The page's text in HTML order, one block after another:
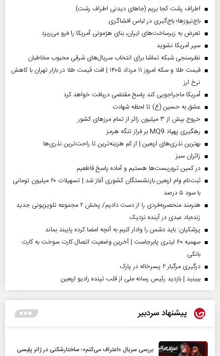
اطراف رشت کجا بریم (جاهای دیدنی اطراف رشت)
باج‌نیوزها؛ باج‌گیری در لباس افشاگری
تعرض به زیرساخت‌های ایران، بنای هژمونی آمریکا را فرو می‌ریزد
سپر آمریکا نشوید
نظرسنجی شبکه تماشا برای انتخاب سریال‌های شرقی محبوب مخاطبان
قیمت طلا و سکه امروز ۱۱ مرداد ۱۴۰۵ | افت قیمت طلا در بازار تهران با کاهش
نرخ ارز
آمریکا ماجراجویی کند پاسخ مقتضی دریافت خواهد کرد
عشق به حسین (ع) تا لحظه شهادت
خروج بیش از ۳ میلیون زائر از تمام مرز‌های کشور
رهگیری پهپاد MQ9 بر فراز تنگه هرمز
بهترین نذری‌های اربعین | از کم هزینه‌ترین تا راحت‌ترین نذری‌ها
‌زائران سبز
در کمین تروریست‌ها هستیم و آماده پاسخ قاطعیم
ثبت‌نام وام اربعین بازنشستگان کشوری آغاز شد | تسهیلات ۲۰ میلیون تومانی
با سود ۵ درصد
هنرمند منحصر‌به‌فردی را از دست دادیم/ پخش ۲ مجموعه تلویزیونی جدید
زنده‌یاد عبدی در آینده نزدیک
پزشکیان: باید دشمن را وادار کنیم به آنچه امضا کرده پایبند بماند
سهمیه ۶۰ لیتری پابرجاست | آخرین وضعیت اتصال کارت سوخت به کارت
بانکی
درگیری مرگبار ۲ پسرخاله در پارک
ببینید | بازدید رئیس رسانه ملی از قلب تپنده رادیو اربعین
پیشنهاد سردبیر
بررسی سریال «اعتراف می‌کنم»؛ ساختارشکنی در ژانر پلیسی